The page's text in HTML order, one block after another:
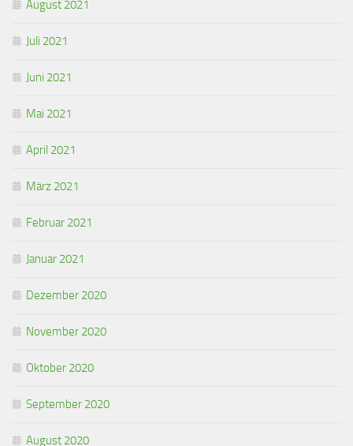
August 2021
Juli 2021
Juni 2021
Mai 2021
April 2021
März 2021
Februar 2021
Januar 2021
Dezember 2020
November 2020
Oktober 2020
September 2020
August 2020